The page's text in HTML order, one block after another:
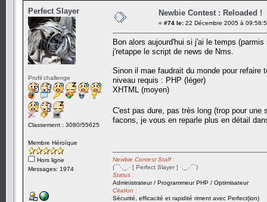
Perfect Slayer
Profil challenge
Classement : 3080/55625
Membre Héroïque
Hors ligne
Messages: 1974
Newbie Contest : Reloaded !
« #74 le: 22 Décembre 2005 à
Bon alors aujourd'hui si j'ai le temps
j'retappe le script de news de Nms.
Sinon il mae faudrait du monde pour refaire
niveau requis : PHP (léger)
XHTML (moyen)
C'est pas dure, pas très long (trop pour
facons, je vous en reparle plus en détail
Newbie Contest Staff :
(¯`·._.· [ Perfect Slayer ] ·._.·´¯)
Status :
Administrateur / Programmeur PHP / Optimisateur
Citation :
Sécurité, efficacité et rapidité riment avec Perfect(ion)